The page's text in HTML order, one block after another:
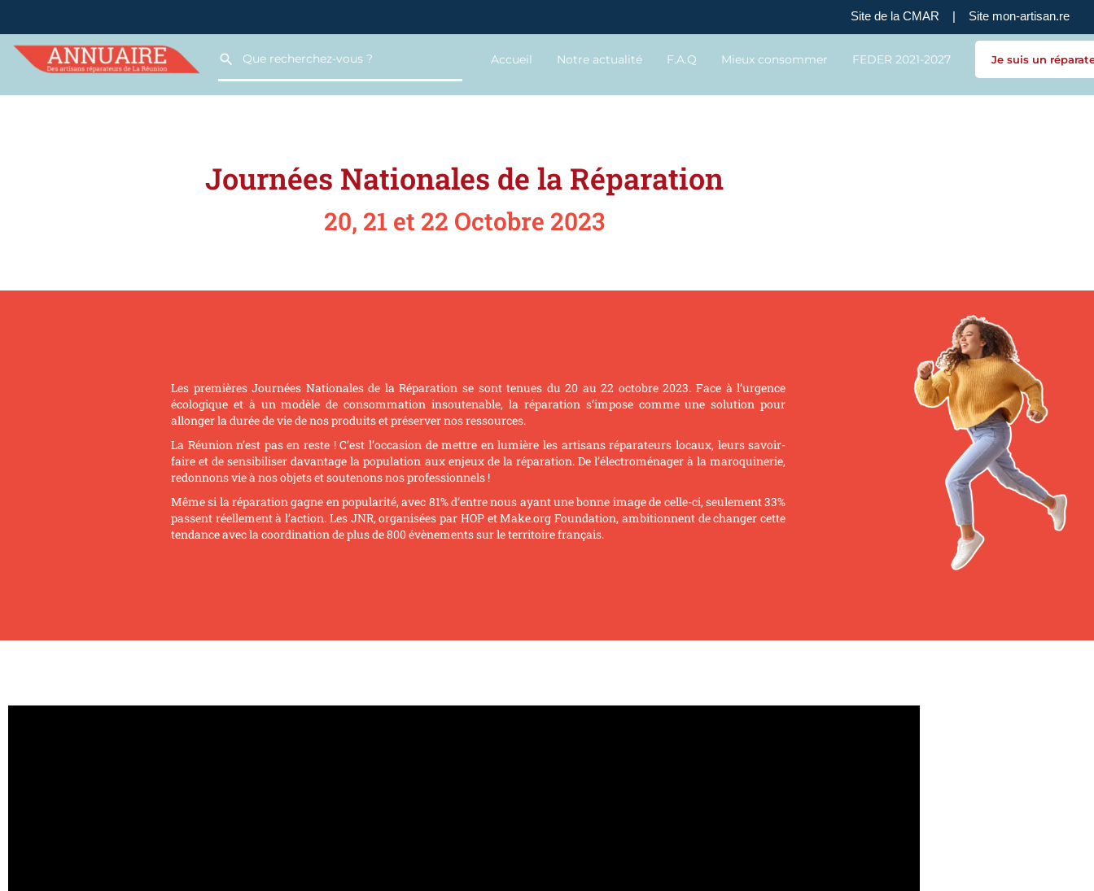
Site de la CMAR | Site mon-artisan.re
Accueil Notre actualité F.A.Q Mieux consommer FEDER 2021-2027 Je suis un
Journées Nationales de la Réparation
20, 21 et 22 Octobre 2023
Les premières Journées Nationales de la Réparation se sont tenues du 20 au 22 octobre 2023. Face à l’urgence
écologique et à un modèle de consommation insoutenable, la réparation s’impose comme une solution pour
allonger la durée de vie de nos produits et préserver nos ressources.
La Réunion n’est pas en reste ! C’est l’occasion de mettre en lumière les artisans réparateurs locaux, leurs savoir-
faire et de sensibiliser davantage la population aux enjeux de la réparation. De l’électroménager à la maroquinerie,
redonnons vie à nos objets et soutenons nos professionnels !
Même si la réparation gagne en popularité, avec 81% d’entre nous ayant une bonne image de celle-ci, seulement 33%
passent réellement à l’action. Les JNR, organisées par HOP et Make.org Foundation, ambitionnent de changer cette
tendance avec la coordination de plus de 800 évènements sur le territoire français.